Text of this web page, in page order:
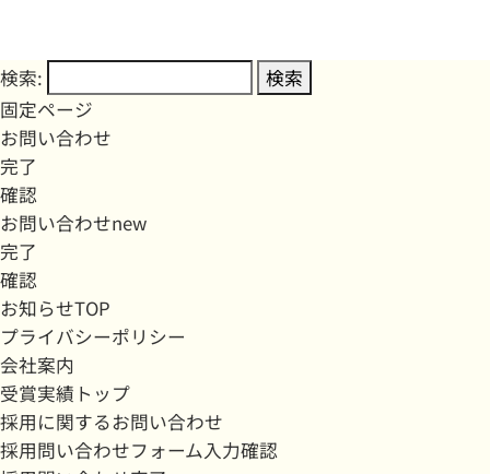
検索:
固定ページ
お問い合わせ
完了
確認
お問い合わせnew
完了
確認
お知らせTOP
プライバシーポリシー
会社案内
受賞実績トップ
採用に関するお問い合わせ
採用問い合わせフォーム入力確認